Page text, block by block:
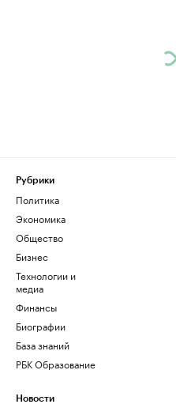
Рубрики
Политика
Экономика
Общество
Бизнес
Технологии и
медиа
Финансы
Биографии
База знаний
РБК Образование
Новости